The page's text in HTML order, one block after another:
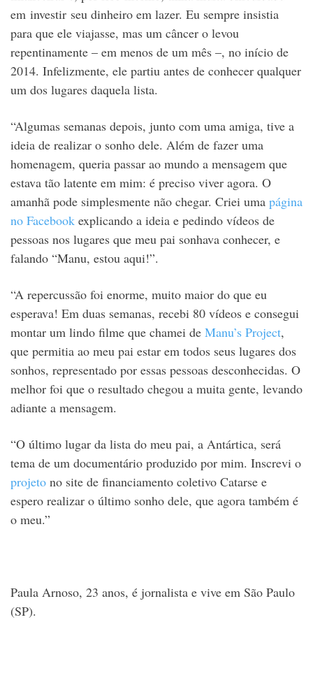
em investir seu dinheiro em lazer. Eu sempre insistia
para que ele viajasse, mas um câncer o levou
repentinamente – em menos de um mês –, no início de
2014. Infelizmente, ele partiu antes de conhecer qualquer
um dos lugares daquela lista.
“Algumas semanas depois, junto com uma amiga, tive a
ideia de realizar o sonho dele. Além de fazer uma
homenagem, queria passar ao mundo a mensagem que
estava tão latente em mim: é preciso viver agora. O
amanhã pode simplesmente não chegar. Criei uma página
no Facebook explicando a ideia e pedindo vídeos de
pessoas nos lugares que meu pai sonhava conhecer, e
falando “Manu, estou aqui!”.
“A repercussão foi enorme, muito maior do que eu
esperava! Em duas semanas, recebi 80 vídeos e consegui
montar um lindo filme que chamei de Manu’s Project,
que permitia ao meu pai estar em todos seus lugares dos
sonhos, representado por essas pessoas desconhecidas. O
melhor foi que o resultado chegou a muita gente, levando
adiante a mensagem.
“O último lugar da lista do meu pai, a Antártica, será
tema de um documentário produzido por mim. Inscrevi o
projeto no site de financiamento coletivo Catarse e
espero realizar o último sonho dele, que agora também é
o meu.”
Paula Arnoso, 23 anos, é jornalista e vive em São Paulo
(SP).